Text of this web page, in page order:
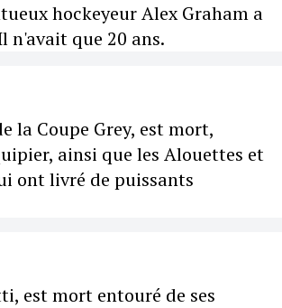
hockeyeur Alex Graham a
n'avait que 20 ans.
la Coupe Grey, est mort,
ainsi que les Alouettes et
ont livré de puissants
est mort entouré de ses